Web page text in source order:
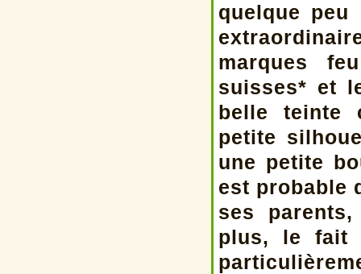
quelque
marques
suisses* et
belle teinte
petite
une petite
est probable
ses
plus, le fait